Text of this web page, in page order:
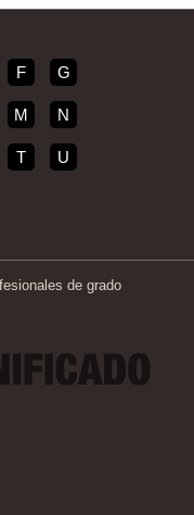
F G
M N
T U
de grado